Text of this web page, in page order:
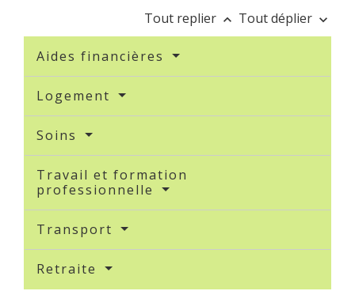
Tout replier keyboard_arrow_up Tout déplier keyboard_arrow_down
Aides financières
Logement
Soins
Travail et formation
professionnelle
Transport
Retraite